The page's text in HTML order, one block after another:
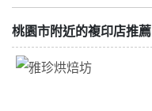
桃園市附近的複印店推薦